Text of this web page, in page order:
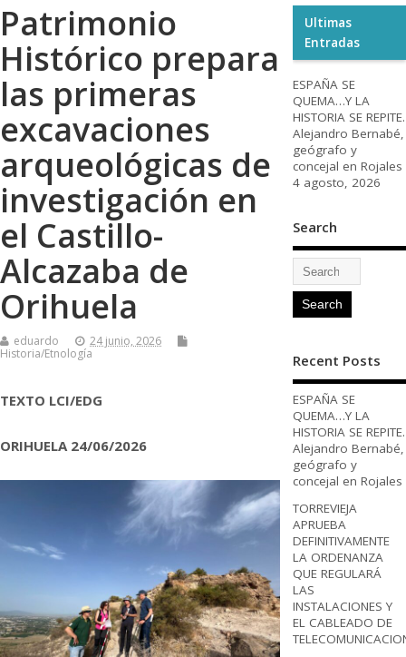
Patrimonio
Histórico prepara
las primeras
excavaciones
arqueológicas de
investigación en
el Castillo-
Alcazaba de
Orihuela
eduardo
24 junio, 2026
Historia/Etnología
TEXTO LCI/EDG
ORIHUELA 24/06/2026
Ultimas
Entradas
ESPAÑA SE
QUEMA…Y LA
HISTORIA SE REPITE.
Alejandro Bernabé,
geógrafo y
concejal en Rojales
4 agosto, 2026
Search
Recent Posts
ESPAÑA SE
QUEMA…Y LA
HISTORIA SE REPITE.
Alejandro Bernabé,
geógrafo y
concejal en Rojales
TORREVIEJA
APRUEBA
DEFINITIVAMENTE
LA ORDENANZA
QUE REGULARÁ
LAS
INSTALACIONES Y
EL CABLEADO DE